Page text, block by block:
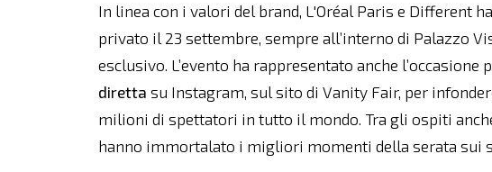
In linea con i valori del brand, L'Oréal Paris e Different
privato il 23 settembre, sempre all’interno di Palazzo
esclusivo. L’evento ha rappresentato anche l’occasione
diretta su Instagram, sul sito di Vanity Fair, per
milioni di spettatori in tutto il mondo. Tra gli ospiti
hanno immortalato i migliori momenti della serata sui